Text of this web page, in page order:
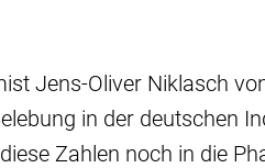
Jens-Oliver Niklasch
in der deutschen
Zahlen noch in die